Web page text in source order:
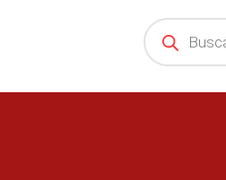
Products
search